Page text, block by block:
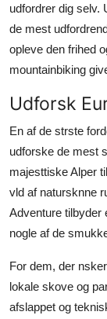
Health
Submit Press
Guest Posting
Crypto
Advertise with
Business
Tech
udfordrer dig selv.
de mest
opleve den frihed
mountainbiking
Udforsk
En af de strste
udforske de mest
majesttiske Alper
vld af natursknne
Adventure tilbyder
nogle af de
For dem, der
lokale skove og
afslappet og